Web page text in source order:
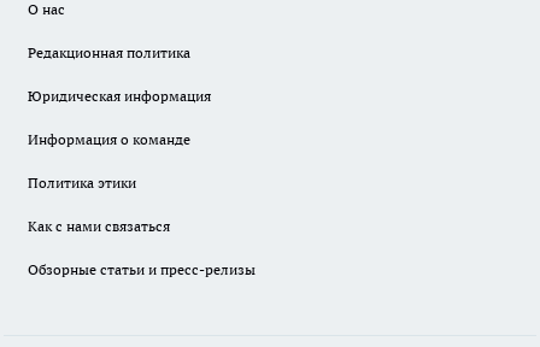
О нас
Редакционная политика
Юридическая информация
Информация о команде
Политика этики
Как с нами связаться
Обзорные статьи и пресс-релизы